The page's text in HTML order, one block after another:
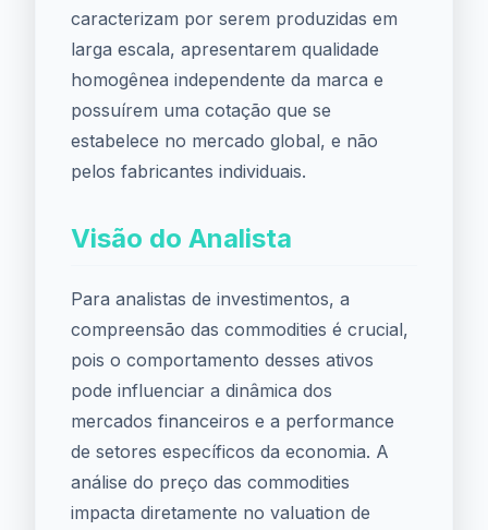
caracterizam por serem produzidas em
larga escala, apresentarem qualidade
homogênea independente da marca e
possuírem uma cotação que se
estabelece no mercado global, e não
pelos fabricantes individuais.
Visão do Analista
Para analistas de investimentos, a
compreensão das commodities é crucial,
pois o comportamento desses ativos
pode influenciar a dinâmica dos
mercados financeiros e a performance
de setores específicos da economia. A
análise do preço das commodities
impacta diretamente no valuation de